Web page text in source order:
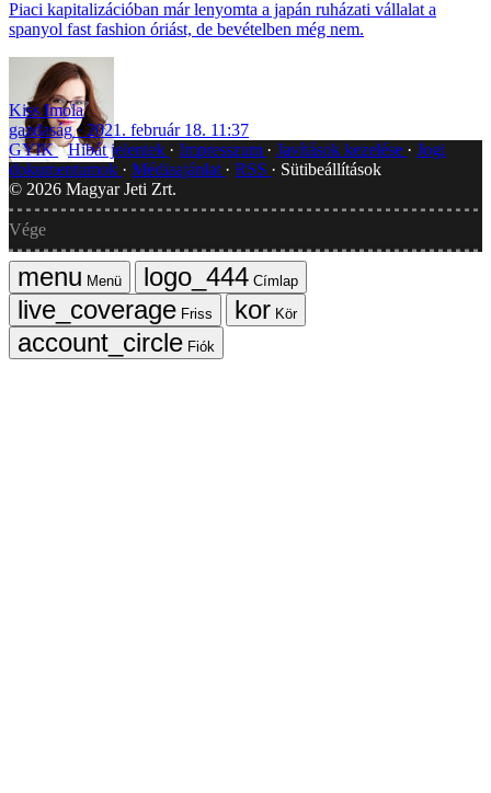
Piaci kapitalizációban már lenyomta a japán ruházati vállalat a
spanyol fast fashion óriást, de bevételben még nem.
Kiss Imola
gazdaság
2021. február 18. 11:37
GYIK Hibát jelentek Impresszum Javítások kezelése
Jogi
dokumentumok
Médiaajánlat RSS
Sütibeállítások
© 2026 Magyar Jeti Zrt.
Vége
Menü
Címlap
Friss
Kör
Fiók